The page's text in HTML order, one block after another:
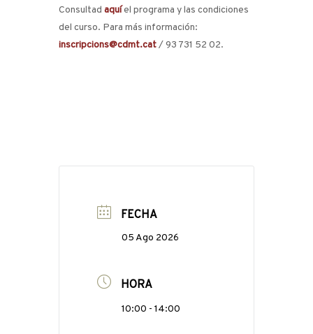
Consultad aquíel programa y las condiciones
del curso. Para más información:
inscripcions@cdmt.cat/ 93 731 52 02.
FECHA
05 Ago 2026
HORA
10:00 - 14:00